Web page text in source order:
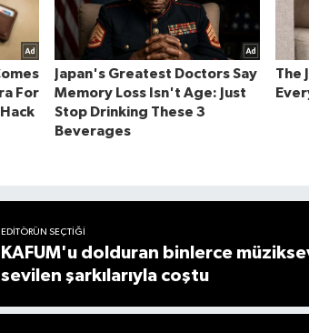
EDITÖRÜN SEÇTIĞI
KAFUM'u dolduran binlerce
sevilen şarkılarıyla coştu